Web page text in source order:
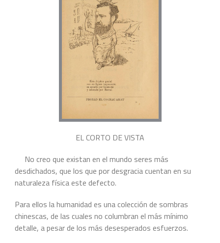
EL CORTO DE VISTA
No creo que existan en el mundo seres más
desdichados, que los que por desgracia cuentan en su
naturaleza física este defecto.
Para ellos la humanidad es una colección de sombras
chinescas, de las cuales no columbran el más mínimo
detalle, a pesar de los más desesperados esfuerzos.